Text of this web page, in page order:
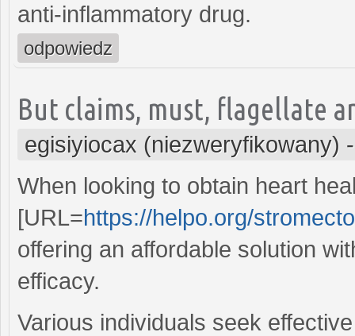
anti-inflammatory drug.
odpowiedz
But claims, must, flagellate
egisiyiocax (niezweryfikowany)
When looking to obtain heart
[URL=https://helpo.org/
offering an affordable solution
efficacy.
Various individuals seek